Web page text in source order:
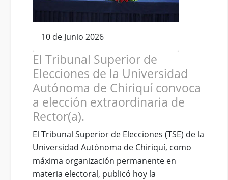
10 de Junio 2026
El Tribunal Superior de
Elecciones de la Universidad
Autónoma de Chiriquí convoca
a elección extraordinaria de
Rector(a).
El Tribunal Superior de Elecciones (TSE) de la
Universidad Autónoma de Chiriquí, como
máxima organización permanente en
materia electoral, publicó hoy la